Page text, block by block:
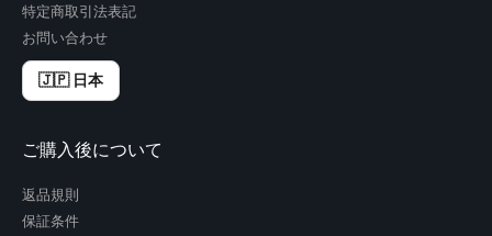
特定商取引法表記
お問い合わせ
🇯🇵 日本
ご購入後について
返品規則
保証条件